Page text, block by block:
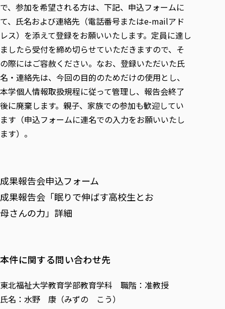
で、参加を希望される方は、下記、申込フォームに
て、氏名および連絡先（電話番号またはe-mailアド
レス）を添えて登録をお願いいたします。定員に達し
ましたら受付を締め切らせていただきますので、そ
の際にはご容赦ください。なお、登録いただいた氏
名・連絡先は、今回の目的のためだけの使用とし、
本学個人情報取扱規程に従って管理し、報告会終了
後に廃棄します。親子、家族での参加も歓迎してい
ます（申込フォームに連名での入力をお願いいたし
ます）。
成果報告会申込フォーム
成果報告会「眠りで伸ばす高校生とお
母さんの力」詳細
本件に関する問い合わせ先
東北福祉大学教育学部教育学科 職階：准教授
氏名：水野 康（みずの こう）